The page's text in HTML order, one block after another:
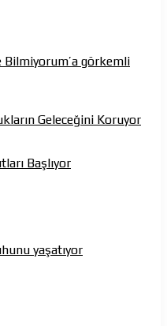
Bilmiyorum’a görkemli
Geleceğini Koruyor
Başlıyor
yaşatıyor